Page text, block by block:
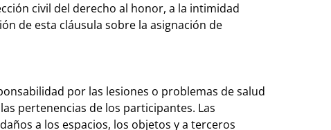
civil del derecho al honor, a la intimidad
de esta cláusula sobre la asignación de
por las lesiones o problemas de salud
pertenencias de los participantes. Las
a los espacios, los objetos y a terceros